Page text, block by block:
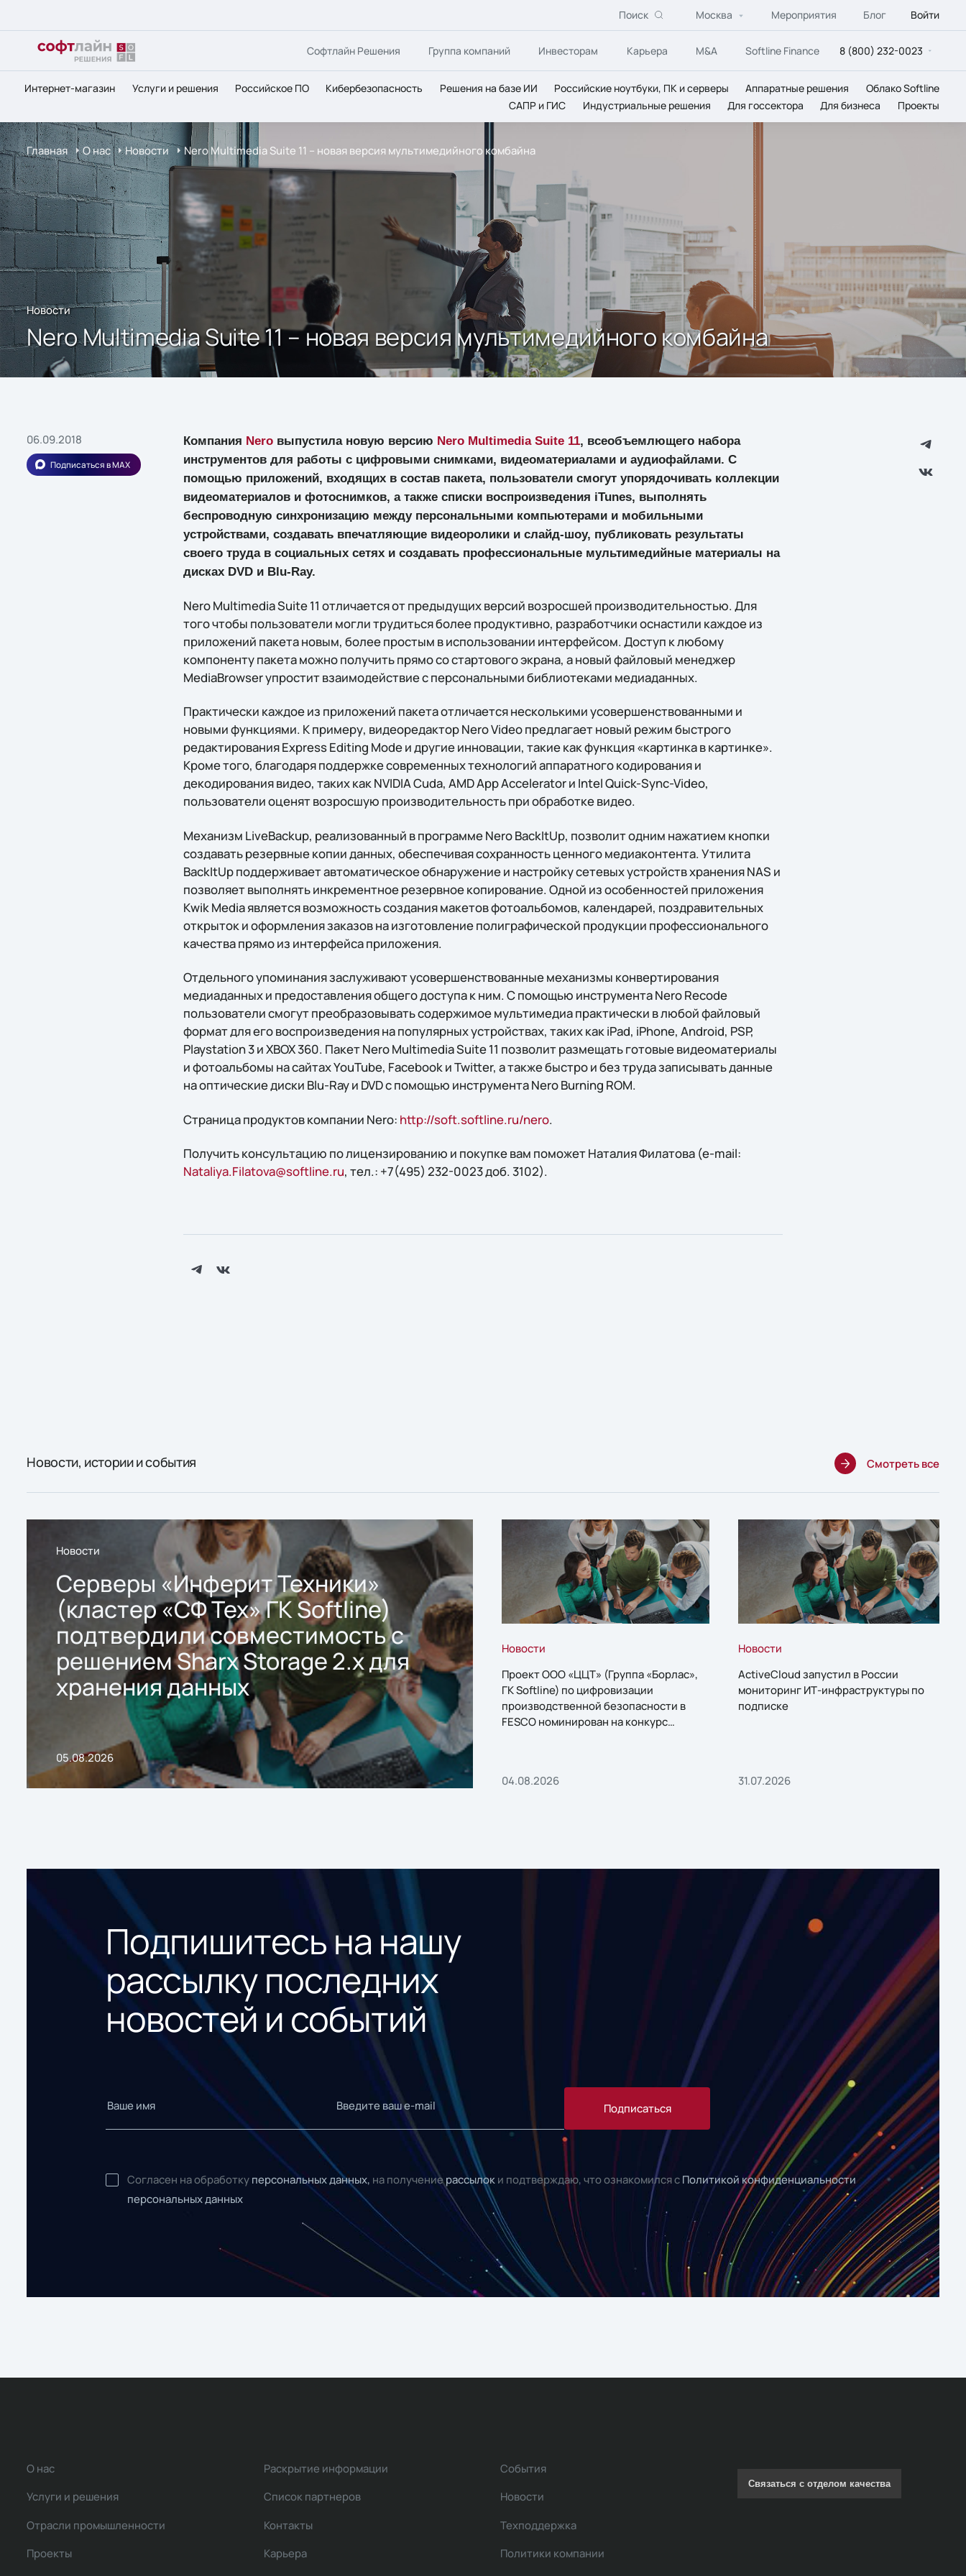
Поиск Москва Мероприятия Блог Войти
Софтлайн Решения Группа компаний Инвесторам Карьера M&A Softline Finance 8 (800) 232-0023
Интернет-магазин Услуги и решения Российское ПО Кибербезопасность Решения на базе ИИ Российские ноутбуки, ПК и серверы Аппаратные решения
Облако Softline
САПР и ГИС
Индустриальные решения Для госсектора Для бизнеса Проекты
Главная О нас Новости Nero Multimedia Suite 11 – новая версия мультимедийного комбайна
Новости
Nero Multimedia Suite 11 – новая версия мультимедийного комбайна
06.09.2018
Подписаться в MAX
Компания Neroвыпустила новую версию Nero Multimedia Suite 11, всеобъемлющего набора
инструментов для работы с цифровыми снимками, видеоматериалами и аудиофайлами. С
помощью приложений, входящих в состав пакета, пользователи смогут упорядочивать коллекции
видеоматериалов и фотоснимков, а также списки воспроизведения iTunes, выполнять
беспроводную синхронизацию между персональными компьютерами и мобильными
устройствами, создавать впечатляющие видеоролики и слайд-шоу, публиковать результаты
своего труда в социальных сетях и создавать профессиональные мультимедийные материалы на
дисках DVD и Blu-Ray.
Nero Multimedia Suite 11 отличается от предыдущих версий возросшей производительностью. Для
того чтобы пользователи могли трудиться более продуктивно, разработчики оснастили каждое из
приложений пакета новым, более простым в использовании интерфейсом. Доступ к любому
компоненту пакета можно получить прямо со стартового экрана, а новый файловый менеджер
MediaBrowser упростит взаимодействие с персональными библиотеками медиаданных.
Практически каждое из приложений пакета отличается несколькими усовершенствованными и
новыми функциями. К примеру, видеоредактор Nero Video предлагает новый режим быстрого
редактирования Express Editing Mode и другие инновации, такие как функция «картинка в картинке».
Кроме того, благодаря поддержке современных технологий аппаратного кодирования и
декодирования видео, таких как NVIDIA Cuda, AMD App Accelerator и Intel Quick-Sync-Video,
пользователи оценят возросшую производительность при обработке видео.
Механизм LiveBackup, реализованный в программе Nero BackItUp, позволит одним нажатием кнопки
создавать резервные копии данных, обеспечивая сохранность ценного медиаконтента. Утилита
BackItUp поддерживает автоматическое обнаружение и настройку сетевых устройств хранения NAS и
позволяет выполнять инкрементное резервное копирование. Одной из особенностей приложения
Kwik Media является возможность создания макетов фотоальбомов, календарей, поздравительных
открыток и оформления заказов на изготовление полиграфической продукции профессионального
качества прямо из интерфейса приложения.
Отдельного упоминания заслуживают усовершенствованные механизмы конвертирования
медиаданных и предоставления общего доступа к ним. С помощью инструмента Nero Recode
пользователи смогут преобразовывать содержимое мультимедиа практически в любой файловый
формат для его воспроизведения на популярных устройствах, таких как iPad, iPhone, Android, PSP,
Playstation 3 и XBOX 360. Пакет Nero Multimedia Suite 11 позволит размещать готовые видеоматериалы
и фотоальбомы на сайтах YouTube, Facebook и Twitter, а также быстро и без труда записывать данные
на оптические диски Blu-Ray и DVD с помощью инструмента Nero Burning ROM.
Страница продуктов компании Nero: http://soft.softline.ru/nero.
Получить конcультацию по лицензированию и покупке вам поможет Наталия Филатова (e-mail:
Nataliya.Filatova@softline.ru, тел.: +7(495) 232-0023 доб. 3102).
Новости, истории и события Смотреть все
Новости
Серверы «Инферит Техники»
(кластер «СФ Тех» ГК Softline)
подтвердили совместимость с
решением Sharx Storage 2.x для
хранения данных
05.08.2026
Новости
Проект ООО «ЦЦТ» (Группа «Борлас»,
ГК Softline) по цифровизации
производственной безопасности в
FESCO номинирован на конкурс
04.08.2026
Новости
ActiveCloud запустил в России
мониторинг ИТ-инфраструктуры по
подписке
31.07.2026
Подпишитесь на нашу
рассылку последних
новостей и событий
Подписаться
Согласен на обработку персональных данных, на получениерассылок и подтверждаю, что ознакомился с Политикой конфиденциальности
персональных данных
О нас
Услуги и решения
Отрасли промышленности
Проекты
Раскрытие информации
Список партнеров
Контакты
Карьера
События
Новости
Техподдержка
Политики компании
Связаться с отделом качества